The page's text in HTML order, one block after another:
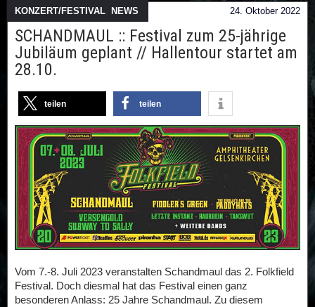
KONZERT/FESTIVAL NEWS 24. Oktober 2022
SCHANDMAUL :: Festival zum 25-jährige
Jubiläum geplant // Hallentour startet am
28.10.
teilen teilen
Vom 7.-8. Juli 2023 veranstalten Schandmaul das 2. Folkfield
Festival. Doch diesmal hat das Festival einen ganz
besonderen Anlass: 25 Jahre Schandmaul. Zu diesem